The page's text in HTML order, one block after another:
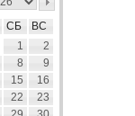
СБ
ВС
1
2
8
9
15
16
22
23